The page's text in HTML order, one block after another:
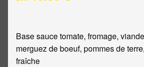
Base sauce tomate, fromage,
merguez de boeuf, pommes de
fraîche